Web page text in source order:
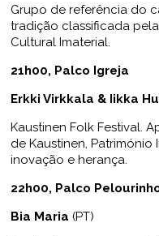
Grupo de referência do
tradição classificada
Cultural Imaterial.
21h00, Palco Igreja
Erkki Virkkala & Iikka
Kaustinen Folk Festival.
de Kaustinen, Património
inovação e herança.
22h00, Palco
Bia Maria (PT)